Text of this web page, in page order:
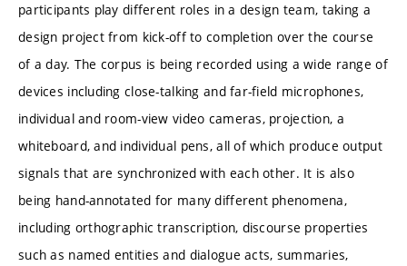
participants play different roles in a design team, taking a
design project from kick-off to completion over the course
of a day. The corpus is being recorded using a wide range of
devices including close-talking and far-field microphones,
individual and room-view video cameras, projection, a
whiteboard, and individual pens, all of which produce output
signals that are synchronized with each other. It is also
being hand-annotated for many different phenomena,
including orthographic transcription, discourse properties
such as named entities and dialogue acts, summaries,